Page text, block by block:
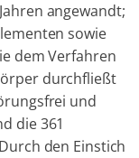
angewandt;
sowie
dem Verfahren
durchfließt
und
die 361
den Einstich